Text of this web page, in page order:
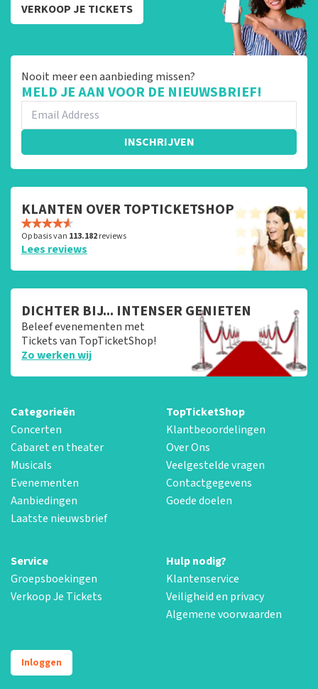
VERKOOP JE TICKETS
Nooit meer een aanbieding missen?
MELD JE AAN VOOR DE NIEUWSBRIEF!
INSCHRIJVEN
KLANTEN OVER TOPTICKETSHOP
Op basis van 113.182reviews
Lees reviews
DICHTER BIJ... INTENSER GENIETEN
Beleef evenementen met
Tickets van TopTicketShop!
Zo werken wij
Categorieën
Concerten
Cabaret en theater
Musicals
Evenementen
Aanbiedingen
Laatste nieuwsbrief
TopTicketShop
Klantbeoordelingen
Over Ons
Veelgestelde vragen
Contactgegevens
Goede doelen
Service
Groepsboekingen
Verkoop Je Tickets
Hulp nodig?
Klantenservice
Veiligheid en privacy
Algemene voorwaarden
Inloggen